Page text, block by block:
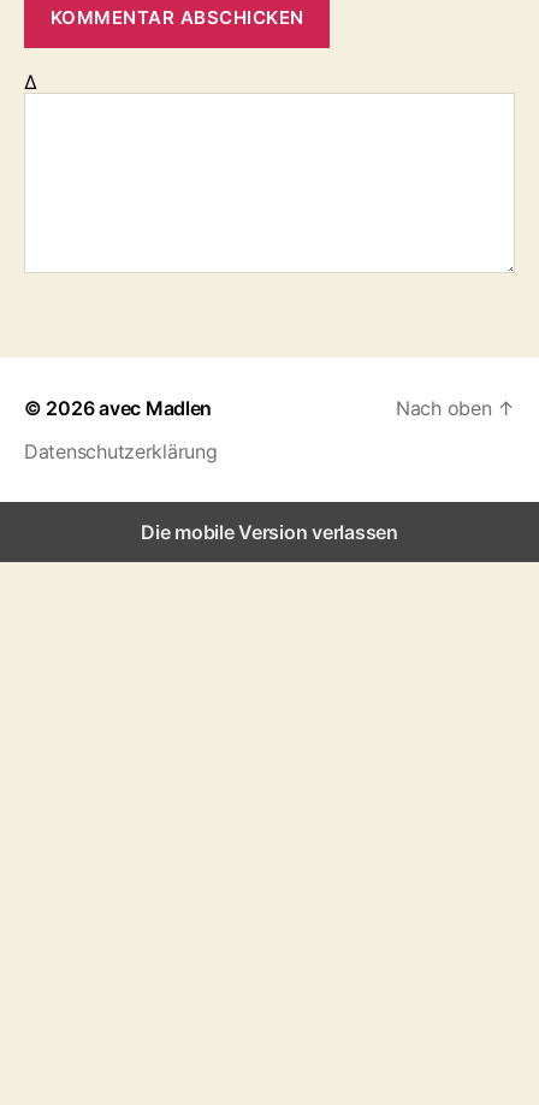
Δ
© 2026avec Madlen
Datenschutzerklärung
Nach oben ↑
Die mobile Version verlassen